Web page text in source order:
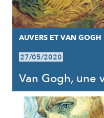
AUVERS ET VAN GOGH
27/05/2020
Van Gogh, une